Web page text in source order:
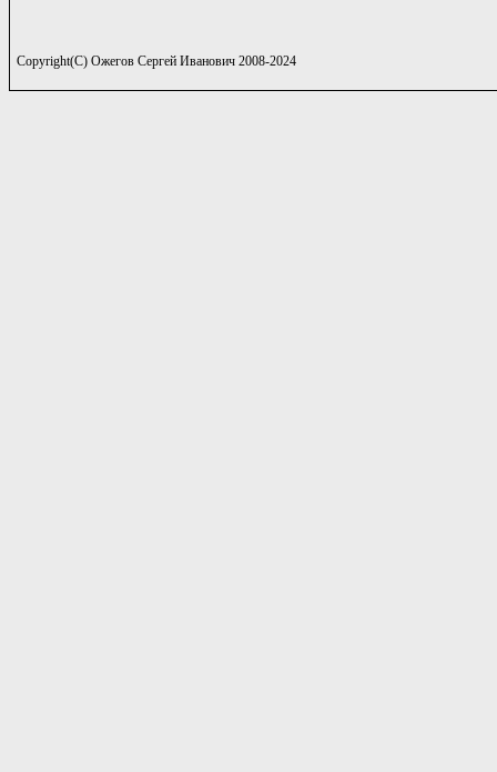
Copyright(C) Ожегов Сергей Иванович 2008-2024